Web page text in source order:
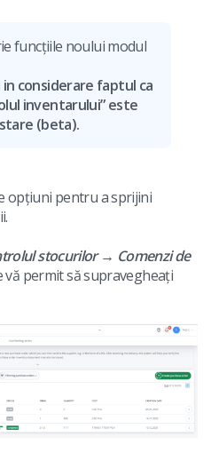
funcțiile noului modul
in considerare faptul ca
inventarului” este
(beta).
opțiuni pentru a sprijini
stocurilor→ Comenzi de
vă permit să supravegheați